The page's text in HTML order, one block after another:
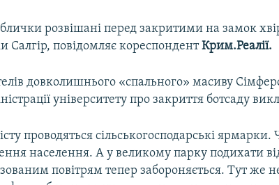
розвішані перед закритими на замок
Салгір, повідомляє кореспондентКрим.Реалії.
довколишнього «спального» масиву
університету про закриття ботсаду
проводяться сільськогосподарські
населення. А у великому парку подихати
повітрям тепер забороняється. Тут же